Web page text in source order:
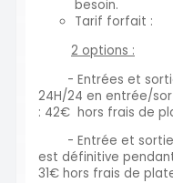
besoin.
Tarif forfait :
2 options :
- Entrées et
24H/24 en entrée/
: 42€ hors frais de
- Entrée et sortie
est définitive
31€ hors frais de